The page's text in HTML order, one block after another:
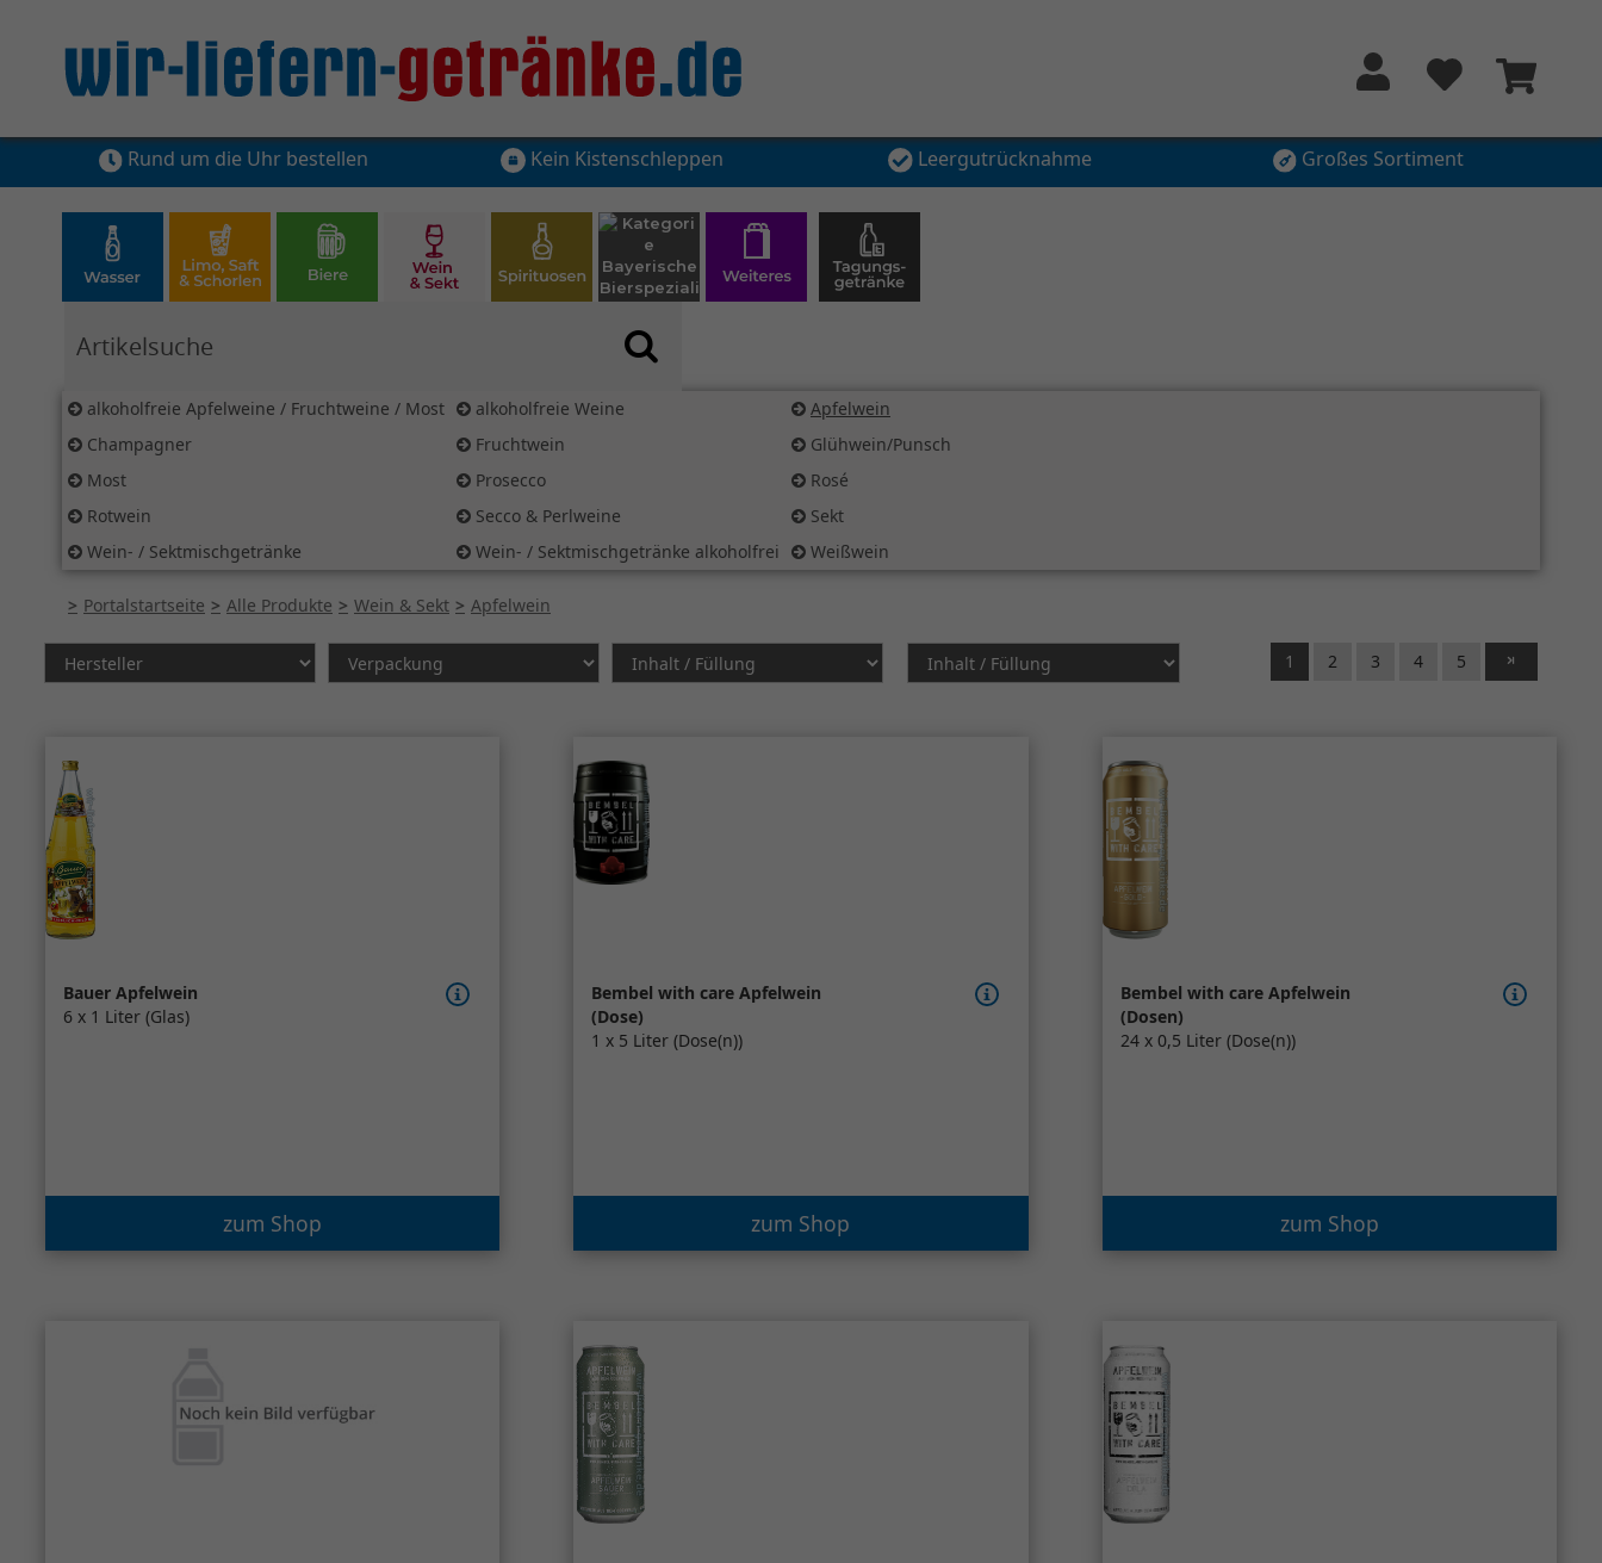
Rund um die Uhr bestellen Kein Kistenschleppen Leergutrücknahme Großes Sortiment
alkoholfreie Apfelweine / Fruchtweine / Most alkoholfreie Weine
Apfelwein
Champagner
Fruchtwein
Glühwein/Punsch
Most
Prosecco
Rosé
Rotwein
Secco & Perlweine
Sekt
Wein- / Sektmischgetränke
Wein- / Sektmischgetränke alkoholfrei Weißwein
Portalstartseite Alle Produkte Wein & Sekt Apfelwein
1 2 3 4 5
Bauer Apfelwein
6 x 1 Liter (Glas)
zum Shop
Bembel with care Apfelwein
(Dose)
1 x 5 Liter (Dose(n))
zum Shop
Bembel with care Apfelwein
(Dosen)
24 x 0,5 Liter (Dose(n))
zum Shop